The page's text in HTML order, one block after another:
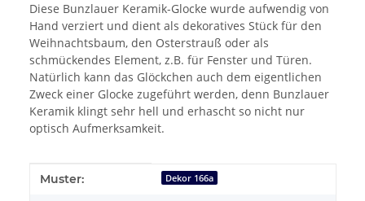
Diese Bunzlauer Keramik-Glocke wurde aufwendig von
Hand verziert und dient als dekoratives Stück für den
Weihnachtsbaum, den Osterstrauß oder als
schmückendes Element, z.B. für Fenster und Türen.
Natürlich kann das Glöckchen auch dem eigentlichen
Zweck einer Glocke zugeführt werden, denn Bunzlauer
Keramik klingt sehr hell und erhascht so nicht nur
optisch Aufmerksamkeit.
Produkteigenschaft
Wert
Muster: Dekor 166a